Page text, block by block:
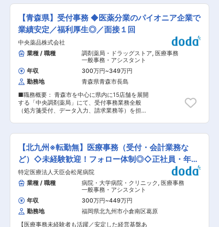
族やご友人との予定も調整しやすく、ワークライ
フバランスを大切にしたい方にも働きやすい環境
です。 ◎スタッフ同士の連携を大切にしており、
困ったときはお互いにフォローし合いながら業務
を進めています。チームワークを重視した風土の
中で、安心して業務に取り組むことができます。
■評価制度： 毎年個人ごとに目標を設定し、その
達成に向けた行動や成果を評価する目標管理制度
を導入しています。目標達成に向けたプロセスや
日々の取り組みも重視しており、一人ひとりの頑
張りを適正に評価する仕組みが整っています。 ■
福利厚生充実： 福利厚生倶楽部への加入、エクシ
ブホテルの利用、誕生日ケーキのプレゼント、新
ど、福利厚生制度が充実しています。 また、社員
同士の交流を深める機会として、BBQ、社長宅で
内イベントも開催されており、部署を超えたコミ
ュニケーションが生まれる風土があります。 変更
の範囲：無
一緒に働きませんか？ 駅から徒歩2分ほど、ビル
の1階で、地域のみなさまに立ち寄っていただき
やすい明るい雰囲気の薬局です！ ■業務内容：
・患者様の対応・お会計 ・処方箋の受け取り・入
力 ・保険請求（レセプト） ・薬剤師補助業務 ・
備品や現金・施設の管理 など ■薬局の環境：
・1日の処方箋枚数：平均20〜30枚＋個人宅・施
設在宅 ・事務スタッフ体制：常時2〜3名体制 ■
安心の教育体制： 研修マニュアルに沿ったOJT研
修(半年〜1年程度)を実施しており、一つひとつの
業務を丁寧に習得していただけます。 調剤事務の
知識や経験がない方でも、基礎から学べる環境を
整えているため、安心してスタートすることが可
能です。 実際に在籍している調剤事務スタッフの
多くが未経験からのスタートであり、先輩社員の
サポートを受けながら着実に成長しています。 ■
ご家族やご友人との予定も調整しやすく、ワーク
ライフバランスを大切にしたい方にも働きやすい
環境です。 ◎スタッフ同士の連携を大切にしてお
り、困ったときはお互いにフォローし合いながら
業務を進めています。チームワークを重視した風
土の中で、安心して業務に取り組むことができま
し、その達成に向けた行動や成果を評価する目標
管理制度を導入しています。目標達成に向けたプ
ロセスや日々の取り組みも重視しており、一人ひ
とりの頑張りを適正に評価する仕組みが整ってい
【青森県】受付事務 ◆医薬分業のパイオニア企業で
業績安定／福利厚生◎／面接１回
中央薬品株式会社
業種 / 職種
調剤薬局・ドラッグストア, 医療事務
一般事務・アシスタント
年収
300万円~349万円
勤務地
青森県青森市長島
■職務概要： 青森市を中心に県内に15店舗を展開
する「中央調剤薬局」にて、受付事務業務全般
（処方箋受付、データ入力、請求業務等）を担当
なります。 ■職務詳細： ・患者様の受付 ・処方
箋のデータ入力 ・会計 ・調剤報酬（レセプト）
請求 ■職場環境： 薬剤師と調剤事務で連携を取
りチームワーク良く業務を行っています。※場合
により、青森市内の他店舗への勤務日が発生する
ことがあります。 白衣・制服貸与、出産・育児休
暇制度あり。長期的に安定して働ける環境です。
■業務の魅力： 地域医療を支えるやりがいのある
仕事であり、患者様との信頼関係構築やチームで
の協力体制が強みです。業務を通じて医療事務ス
キルの向上も見込めます。 ■当社の特徴/魅力：
・患者様に永続的に質の高い医療サービスを提供
【北九州※転勤無】医療事務（受付・会計業務な
ど）◇未経験歓迎！フォロー体制◎◇正社員・年収
320万〜
特定医療法人天臣会松尾病院
業種 / 職種
病院・大学病院・クリニック , 医療事務
一般事務・アシスタント
年収
300万円~449万円
勤務地
福岡県北九州市小倉南区葛原
【医療事務未経験者も活躍／安定した経営基盤あ